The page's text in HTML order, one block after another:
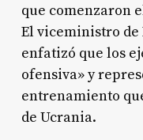
que comenzaron
El viceministro de
enfatizó que los
ofensiva» y
entrenamiento
de Ucrania.